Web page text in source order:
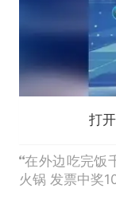
打
在外边吃完饭
火锅 发票中奖